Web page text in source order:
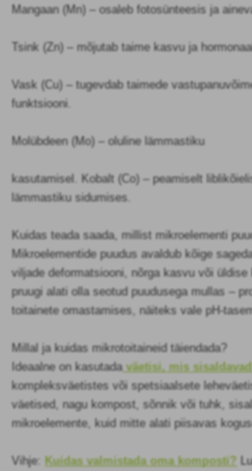
Mangaan (Mn) – osaleb fotosünteesis ja
Tsink (Zn) – mõjutab taime kasvu ja
Vask (Cu) – tugevdab taimede
funktsiooni.
Molübdeen (Mo) – oluline lämmastiku
kasutamisel. Kobalt (Co) – peamiselt
lämmastiku sidumises.
Kuidas teada saada, millist mikroelementi
Mikroelementide puudus avaldub kõige
viljade deformatsiooni, nõrga kasvu või üldise
pruugi alati olla seotud puudusega mullas –
toitainete omastamises, näiteks vale pH-
Millal ja kuidas mikrotoitaineid täiendada?
Ideaalne on kasutada väetisi, mis
kompleksväetistes või spetsiaalsete
väetised, nagu kompost, sõnnik või tuhk,
mikroelemente, kuid mitte alati piisavas
Vihje: Kuidas valmistada oma komposti?